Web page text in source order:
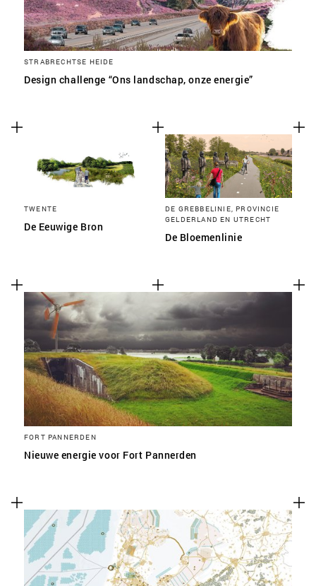
STRABRECHTSE HEIDE
Design challenge “Ons landschap, onze energie”
TWENTE
De Eeuwige Bron
DE GREBBELINIE, PROVINCIE
GELDERLAND EN UTRECHT
De Bloemenlinie
FORT PANNERDEN
Nieuwe energie voor Fort Pannerden